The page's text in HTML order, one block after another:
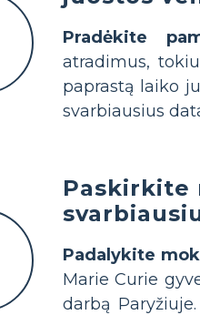
Pradėkite
atradimus,
paprastą laiko
svarbiausius
Padalykite
Marie Curie
darbą